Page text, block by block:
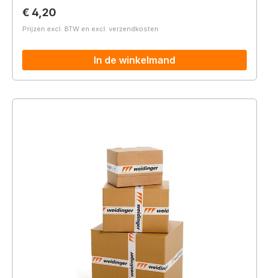
Normale prijs:
€ 4,20
Prijzen excl. BTW en excl. verzendkosten
In de winkelmand